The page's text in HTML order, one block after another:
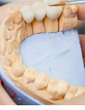
Deportivos